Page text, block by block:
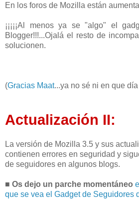
En los foros de Mozilla están
¡¡¡¡¡Al menos ya se "algo" el
Blogger!!!...Ojalá el resto de
solucionen.
(Gracias Maat...ya no sé ni en que
Actualización II:
La versión de Mozilla 3.5 y sus
contienen errores en seguridad y
de seguidores en algunos blogs.
■ Os dejo un parche momentáneo
que se vea el Gadget de Seguidores